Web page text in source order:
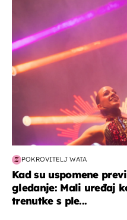
POKROVITELJ WATA
Kad su uspomene
gledanje: Mali uređaj
trenutke s ple...